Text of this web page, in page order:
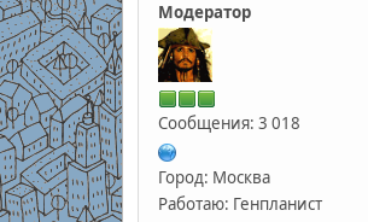
Модератор
Сообщения: 3 018
Город: Москва
Работаю: Генпланист